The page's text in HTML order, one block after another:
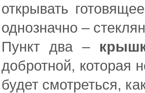
открывать
однозначно –
Пункт два –
добротной, которая
будет смотреться,